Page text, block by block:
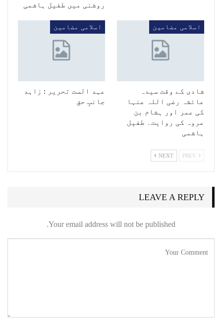
روشنی میں طفیل ہاشمی
اسلامی مضامین
شادی کے وقت سیدہ
عائشہ رضی اللہ عنہا
کی عمر اور ہشام بن
عروہ کی روایت۔ طفیل
ہاشمی
اسلامی مضامین
عہد الست تحریر : زاہد
جانبِ حق
NEXT
LEAVE A REPLY
Your email address will not be published.